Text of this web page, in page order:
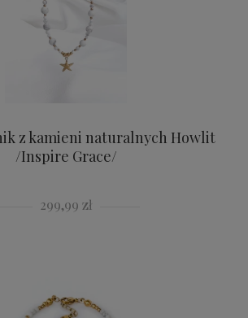
z kamieni naturalnych Howlit
/Inspire Grace/
299,99 zł